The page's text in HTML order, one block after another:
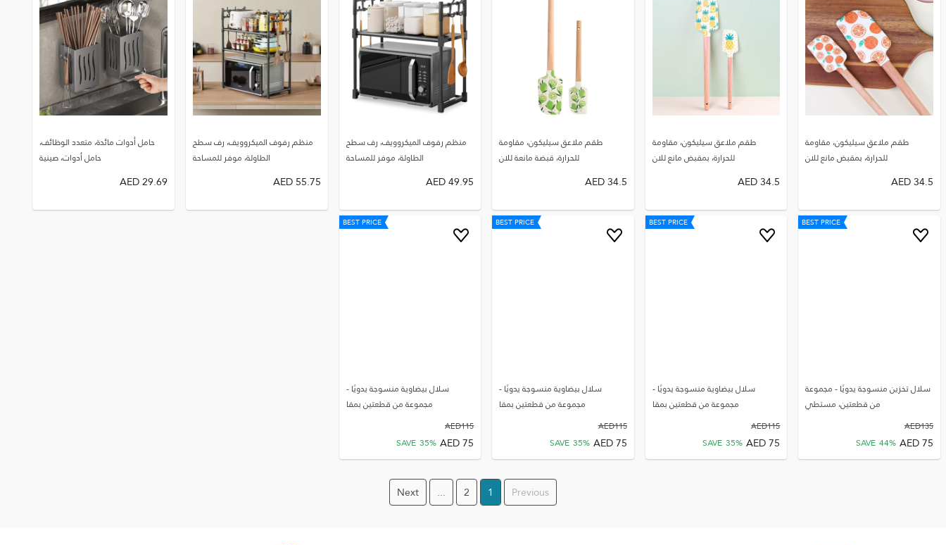
طقم ملاعق سيليكون، مقاومة
للحرارة، بمقبض مانع للان
34.5
AED
طقم ملاعق سيليكون، مقاومة
للحرارة، بمقبض مانع للان
34.5
AED
طقم ملاعق سيليكون، مقاومة
للحرارة، قبضة مانعة للان
34.5
AED
منظم رفوف الميكروويف، رف سطح
الطاولة، موفر للمساحة
49.95
AED
منظم رفوف الميكروويف، رف سطح
الطاولة، موفر للمساحة
55.75
AED
حامل أدوات مائدة، متعدد الوظائف،
حامل أدوات، صينية
29.69
AED
BEST PRICE
سلال تخزين منسوجة يدويًا - مجموعة
من قطعتين، مستطي
135
AED
75
AED
SAVE 44%
BEST PRICE
سلال بيضاوية منسوجة يدويًا -
مجموعة من قطعتين بمقا
115
AED
75
AED
SAVE 35%
BEST PRICE
سلال بيضاوية منسوجة يدويًا -
مجموعة من قطعتين بمقا
115
AED
75
AED
SAVE 35%
BEST PRICE
سلال بيضاوية منسوجة يدويًا -
مجموعة من قطعتين بمقا
115
AED
75
AED
SAVE 35%
Previous
1
2
...
Next